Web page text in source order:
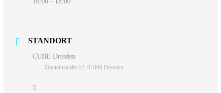
STANDORT
CUBE Dresden
Einsteinstraße 12, 01069 Dresden